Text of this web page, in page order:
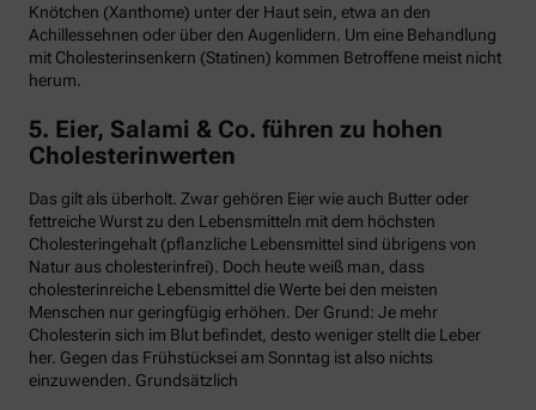
Knötchen (Xanthome) unter der Haut sein, etwa an den
Achillessehnen oder über den Augenlidern. Um eine Behandlung
mit Cholesterinsenkern (Statinen) kommen Betroffene meist nicht
herum.
5. Eier, Salami & Co. führen zu hohen
Cholesterinwerten
Das gilt als überholt. Zwar gehören Eier wie auch Butter oder
fettreiche Wurst zu den Lebensmitteln mit dem höchsten
Cholesteringehalt (pflanzliche Lebensmittel sind übrigens von
Natur aus cholesterinfrei). Doch heute weiß man, dass
cholesterinreiche Lebensmittel die Werte bei den meisten
Menschen nur geringfügig erhöhen. Der Grund: Je mehr
Cholesterin sich im Blut befindet, desto weniger stellt die Leber
her. Gegen das Frühstücksei am Sonntag ist also nichts
einzuwenden. Grundsätzlich